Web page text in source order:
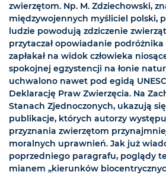
zwierzętom. Np. M. Zdziechowski,
międzywojennych myśliciel polski,
ludzie powodują zdziczenie
przytaczał opowiadanie
zapłakał na widok człowieka
spokojnej egzystencji na łonie
uchwalono nawet pod egidą
Deklarację Praw Zwierzęcia. Na
Stanach Zjednoczonych, ukazują
publikacje, których autorzy
przyznania zwierzętom
moralnych uprawnień. Jak już
poprzedniego paragrafu, poglądy
mianem „kierunków